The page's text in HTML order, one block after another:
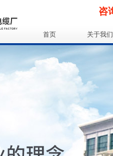
咨
首页 关于我们